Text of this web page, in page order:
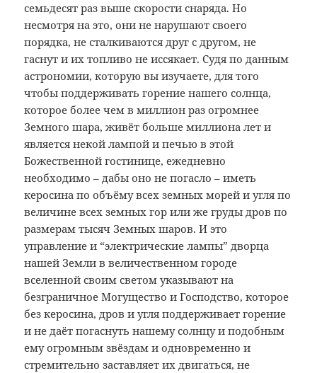
семьдесят раз выше скорости снаряда. Но
несмотря на это, они не нарушают своего
порядка, не сталкиваются друг с другом, не
гаснут и их топливо не иссякает. Судя по данным
астрономии, которую вы изучаете, для того
чтобы поддерживать горение нашего солнца,
которое более чем в миллион раз огромнее
Земного шара, живёт больше миллиона лет и
является некой лампой и печью в этой
Божественной гостинице, ежедневно
необходимо – дабы оно не погасло – иметь
керосина по объёму всех земных морей и угля по
величине всех земных гор или же груды дров по
размерам тысяч Земных шаров. И это
управление и “электрические лампы” дворца
нашей Земли в величественном городе
вселенной своим светом указывают на
безграничное Могущество и Господство, которое
без керосина, дров и угля поддерживает горение
и не даёт погаснуть нашему солнцу и подобным
ему огромным звёздам и одновременно и
стремительно заставляет их двигаться, не